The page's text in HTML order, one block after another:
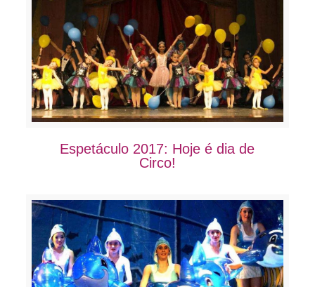
Espetáculo 2017: Hoje é dia de
Circo!